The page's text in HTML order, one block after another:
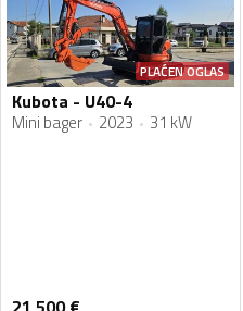
PLAĆEN OGLAS
Kubota - U40-4
Mini bager 2023 31 kW